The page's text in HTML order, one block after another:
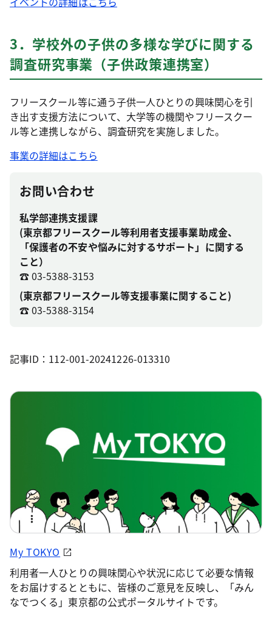
3．学校外の子供の多様な学びに関する
調査研究事業（子供政策連携室）
フリースクール等に通う子供一人ひとりの興味関心を引
き出す支援方法について、大学等の機関やフリースクー
ル等と連携しながら、調査研究を実施しました。
事業の詳細はこちら
お問い合わせ
私学部連携支援課
(東京都フリースクール等利用者支援事業助成金、
「保護者の不安や悩みに対するサポート」に関する
こと）
☎ 03-5388-3153
(東京都フリースクール等支援事業に関すること)
☎ 03-5388-3154
記事ID：112-001-20241226-013310
My TOKYO
利用者一人ひとりの興味関心や状況に応じて必要な情報
をお届けするとともに、皆様のご意見を反映し、「みん
なでつくる」東京都の公式ポータルサイトです。